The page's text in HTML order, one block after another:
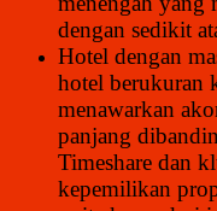
dengan sedikit
Hotel dengan
hotel berukuran
menawarkan
panjang
Timeshare dan
kepemilikan